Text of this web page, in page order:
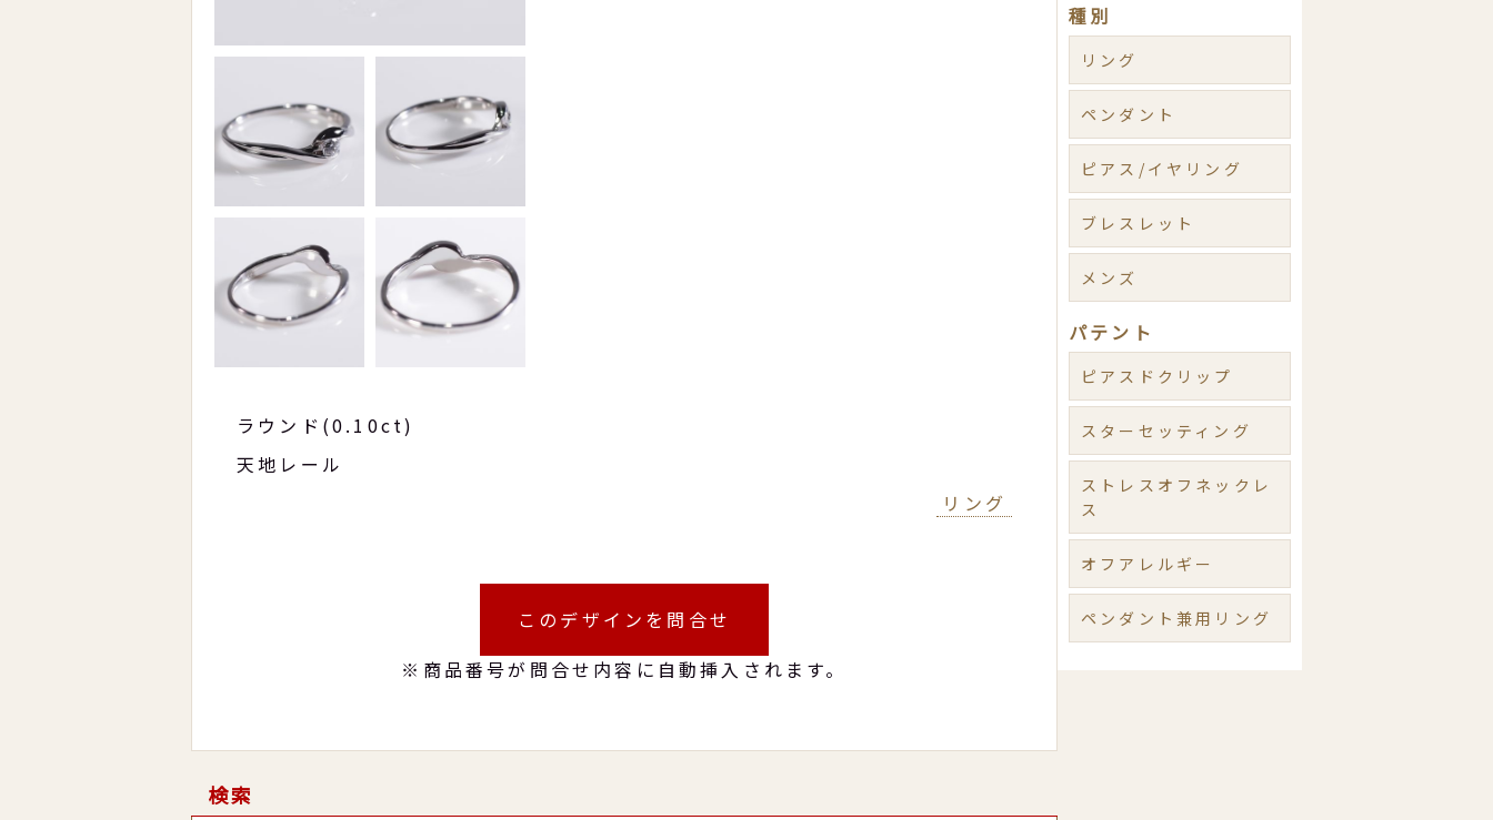
ラウンド(0.10ct)
天地レール
リング
このデザインを問合せ
※商品番号が問合せ内容に自動挿入されます。
検索
種別
リング
ペンダント
ピアス/イヤリング
ブレスレット
メンズ
パテント
ピアスドクリップ
スターセッティング
ストレスオフネックレ
ス
オフアレルギー
ペンダント兼用リング